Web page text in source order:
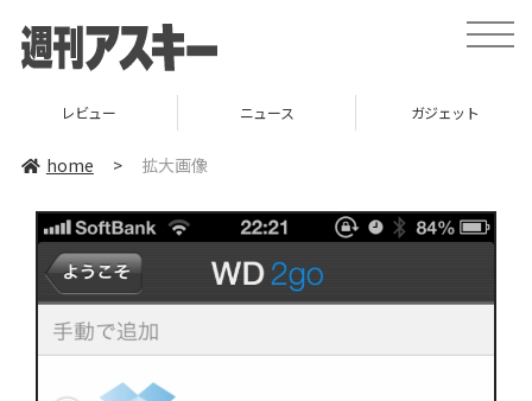
toggle
レビュー ニュース ガジェット
home > 拡大画像